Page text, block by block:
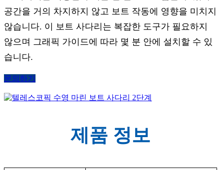
공간을 거의 차지하지 않고 보트 작동에 영향을 미치지
않습니다. 이 보트 사다리는 복잡한 도구가 필요하지
않으며 그래픽 가이드에 따라 몇 분 안에 설치할 수 있
습니다.
문의하기
제품 정보